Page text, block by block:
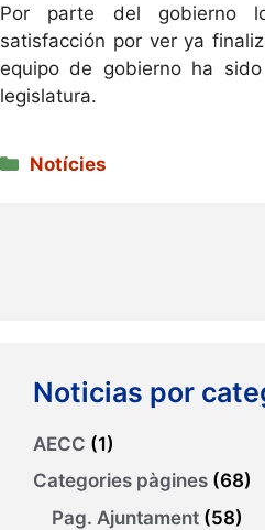
Por parte del gobierno
satisfacción por ver ya
equipo de gobierno ha
legislatura.
Categories
Notícies
Noticias por
AECC (1)
Categories pàgines (68)
Pag. Ajuntament (58)